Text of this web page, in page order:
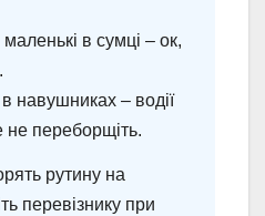
в сумці – ок,
навушниках – водії
не переборщіть.
рутину на
перевізнику при